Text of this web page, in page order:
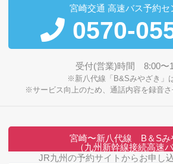
宮崎交通 高速バス予約セ
0570-
受付(営業)時間 8:00〜
※新八代線「B&Sみやざき」
※サービス向上のため、通話内容を録音さ
宮崎〜新八代線 B＆Sみ
（九州新幹線接続高速バ
JR九州の予約サイトからお申し